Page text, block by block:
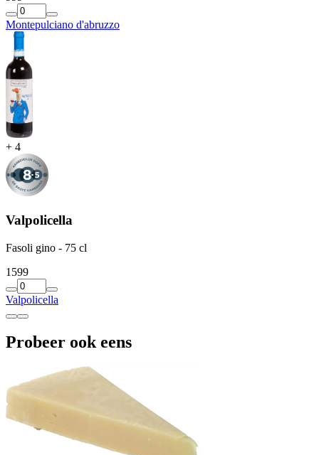
Montepulciano d'abruzzo
+ 4
Valpolicella
Fasoli gino - 75 cl
1599
Valpolicella
Probeer ook eens